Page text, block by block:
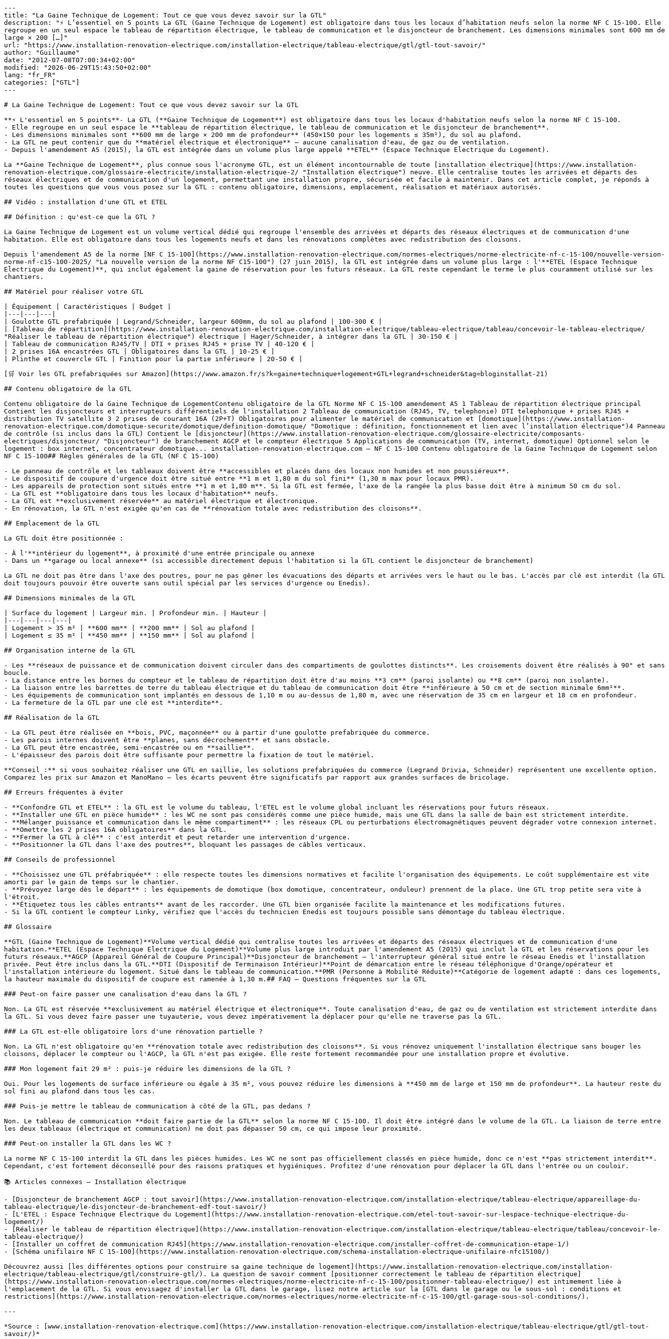
---
title: "La Gaine Technique de Logement: Tout ce que vous devez savoir sur la GTL"
description: "⚡ L’essentiel en 5 points La GTL (Gaine Technique de Logement) est obligatoire dans tous les locaux d’habitation neufs selon la norme NF C 15-100. Elle regroupe en un seul espace le tableau de répartition électrique, le tableau de communication et le disjoncteur de branchement. Les dimensions minimales sont 600 mm de large × 200 […]"
url: "https://www.installation-renovation-electrique.com/installation-electrique/tableau-electrique/gtl/gtl-tout-savoir/"
author: "Guillaume"
date: "2012-07-08T07:00:34+02:00"
modified: "2026-06-29T15:43:50+02:00"
lang: "fr_FR"
categories: ["GTL"]
---

# La Gaine Technique de Logement: Tout ce que vous devez savoir sur la GTL

**⚡ L'essentiel en 5 points**- La GTL (**Gaine Technique de Logement**) est obligatoire dans tous les locaux d'habitation neufs selon la norme NF C 15-100.
- Elle regroupe en un seul espace le **tableau de répartition électrique, le tableau de communication et le disjoncteur de branchement**.
- Les dimensions minimales sont **600 mm de large × 200 mm de profondeur** (450×150 pour les logements ≤ 35m²), du sol au plafond.
- La GTL ne peut contenir que du **matériel électrique et électronique** — aucune canalisation d'eau, de gaz ou de ventilation.
- Depuis l'amendement A5 (2015), la GTL est intégrée dans un volume plus large appelé **ETEL** (Espace Technique Electrique du Logement).

La **Gaine Technique de Logement**, plus connue sous l'acronyme GTL, est un élément incontournable de toute [installation électrique](https://www.installation-renovation-electrique.com/glossaire-electricite/installation-electrique-2/ "Installation électrique") neuve. Elle centralise toutes les arrivées et départs des réseaux électriques et de communication d'un logement, permettant une installation propre, sécurisée et facile à maintenir. Dans cet article complet, je réponds à toutes les questions que vous vous posez sur la GTL : contenu obligatoire, dimensions, emplacement, réalisation et matériaux autorisés.

## Vidéo : installation d'une GTL et ETEL

## Définition : qu'est-ce que la GTL ?

La Gaine Technique de Logement est un volume vertical dédié qui regroupe l'ensemble des arrivées et départs des réseaux électriques et de communication d'une habitation. Elle est obligatoire dans tous les logements neufs et dans les rénovations complètes avec redistribution des cloisons.

Depuis l'amendement A5 de la norme [NF C 15-100](https://www.installation-renovation-electrique.com/normes-electriques/norme-electricite-nf-c-15-100/nouvelle-version-norme-nf-c15-100-2025/ "La nouvelle version de la norme NF C15-100") (27 juin 2015), la GTL est intégrée dans un volume plus large : l'**ETEL (Espace Technique Electrique du Logement)**, qui inclut également la gaine de réservation pour les futurs réseaux. La GTL reste cependant le terme le plus couramment utilisé sur les chantiers.

## Matériel pour réaliser votre GTL

| Équipement | Caractéristiques | Budget |
|---|---|---|
| Goulotte GTL prefabriquée | Legrand/Schneider, largeur 600mm, du sol au plafond | 100-300 € |
| [Tableau de répartition](https://www.installation-renovation-electrique.com/installation-electrique/tableau-electrique/tableau/concevoir-le-tableau-electrique/ "Réaliser le tableau de répartition électrique") électrique | Hager/Schneider, à intégrer dans la GTL | 30-150 € |
| Tableau de communication RJ45/TV | DTI + prises RJ45 + prise TV | 40-120 € |
| 2 prises 16A encastrées GTL | Obligatoires dans la GTL | 10-25 € |
| Plinthe et couvercle GTL | Finition pour la partie inférieure | 20-50 € |

[🛒 Voir les GTL prefabriquées sur Amazon](https://www.amazon.fr/s?k=gaine+technique+logement+GTL+legrand+schneider&tag=bloginstallat-21)

## Contenu obligatoire de la GTL

Contenu obligatoire de la Gaine Technique de LogementContenu obligatoire de la GTL Norme NF C 15-100 amendement A5 1 Tableau de répartition électrique principal Contient les disjoncteurs et interrupteurs différentiels de l'installation 2 Tableau de communication (RJ45, TV, telephonie) DTI telephonique + prises RJ45 + distribution TV satellite 3 2 prises de courant 16A (2P+T) Obligatoires pour alimenter le matériel de communication et [domotique](https://www.installation-renovation-electrique.com/domotique-securite/domotique/definition-domotique/ "Domotique : définition, fonctionnement et lien avec l’installation électrique")4 Panneau de contrôle (si inclus dans la GTL) Contient le [disjoncteur](https://www.installation-renovation-electrique.com/glossaire-electricite/composants-electriques/disjoncteur/ "Disjoncteur") de branchement AGCP et le compteur électrique 5 Applications de communication (TV, internet, domotique) Optionnel selon le logement : box internet, concentrateur domotique... installation-renovation-electrique.com — NF C 15-100 Contenu obligatoire de la Gaine Technique de Logement selon NF C 15-100## Règles générales de la GTL (NF C 15-100)

- Le panneau de contrôle et les tableaux doivent être **accessibles et placés dans des locaux non humides et non poussiéreux**.
- Le dispositif de coupure d'urgence doit être situé entre **1 m et 1,80 m du sol fini** (1,30 m max pour locaux PMR).
- Les appareils de protection sont situés entre **1 m et 1,80 m**. Si la GTL est fermée, l'axe de la rangée la plus basse doit être à minimum 50 cm du sol.
- La GTL est **obligatoire dans tous les locaux d'habitation** neufs.
- La GTL est **exclusivement réservée** au matériel électrique et électronique.
- En rénovation, la GTL n'est exigée qu'en cas de **rénovation totale avec redistribution des cloisons**.

## Emplacement de la GTL

La GTL doit être positionnée :

- À l'**intérieur du logement**, à proximité d'une entrée principale ou annexe
- Dans un **garage ou local annexe** (si accessible directement depuis l'habitation si la GTL contient le disjoncteur de branchement)

La GTL ne doit pas être dans l'axe des poutres, pour ne pas gêner les évacuations des départs et arrivées vers le haut ou le bas. L'accès par clé est interdit (la GTL doit toujours pouvoir être ouverte sans outil spécial par les services d'urgence ou Enedis).

## Dimensions minimales de la GTL

| Surface du logement | Largeur min. | Profondeur min. | Hauteur |
|---|---|---|---|
| Logement > 35 m² | **600 mm** | **200 mm** | Sol au plafond |
| Logement ≤ 35 m² | **450 mm** | **150 mm** | Sol au plafond |

## Organisation interne de la GTL

- Les **réseaux de puissance et de communication doivent circuler dans des compartiments de goulottes distincts**. Les croisements doivent être réalisés à 90° et sans boucle.
- La distance entre les bornes du compteur et le tableau de répartition doit être d'au moins **3 cm** (paroi isolante) ou **8 cm** (paroi non isolante).
- La liaison entre les barrettes de terre du tableau électrique et du tableau de communication doit être **inférieure à 50 cm et de section minimale 6mm²**.
- Les équipements de communication sont implantés en dessous de 1,10 m ou au-dessus de 1,80 m, avec une réservation de 35 cm en largeur et 18 cm en profondeur.
- La fermeture de la GTL par une clé est **interdite**.

## Réalisation de la GTL

- La GTL peut être réalisée en **bois, PVC, maçonnée** ou à partir d'une goulotte prefabriquée du commerce.
- Les parois internes doivent être **planes, sans décrochement** et sans obstacle.
- La GTL peut être encastrée, semi-encastrée ou en **saillie**.
- L'épaisseur des parois doit être suffisante pour permettre la fixation de tout le matériel.

**Conseil :** si vous souhaitez réaliser une GTL en saillie, les solutions prefabriquées du commerce (Legrand Drivia, Schneider) représentent une excellente option. Comparez les prix sur Amazon et ManoMano — les écarts peuvent être significatifs par rapport aux grandes surfaces de bricolage.

## Erreurs fréquentes à éviter

- **Confondre GTL et ETEL** : la GTL est le volume du tableau, l'ETEL est le volume global incluant les réservations pour futurs réseaux.
- **Installer une GTL en pièce humide** : les WC ne sont pas considérés comme une pièce humide, mais une GTL dans la salle de bain est strictement interdite.
- **Mélanger puissance et communication dans le même compartiment** : les réseaux CPL ou perturbations électromagnétiques peuvent dégrader votre connexion internet.
- **Omettre les 2 prises 16A obligatoires** dans la GTL.
- **Fermer la GTL à clé** : c'est interdit et peut retarder une intervention d'urgence.
- **Positionner la GTL dans l'axe des poutres**, bloquant les passages de câbles verticaux.

## Conseils de professionnel

- **Choisissez une GTL préfabriquée** : elle respecte toutes les dimensions normatives et facilite l'organisation des équipements. Le coût supplémentaire est vite amorti par le gain de temps sur le chantier.
- **Prévoyez large dès le départ** : les équipements de domotique (box domotique, concentrateur, onduleur) prennent de la place. Une GTL trop petite sera vite à l'étroit.
- **Étiquetez tous les câbles entrants** avant de les raccorder. Une GTL bien organisée facilite la maintenance et les modifications futures.
- Si la GTL contient le compteur Linky, vérifiez que l'accès du technicien Enedis est toujours possible sans démontage du tableau électrique.

## Glossaire

**GTL (Gaine Technique de Logement)**Volume vertical dédié qui centralise toutes les arrivées et départs des réseaux électriques et de communication d'une habitation.**ETEL (Espace Technique Electrique du Logement)**Volume plus large introduit par l'amendement A5 (2015) qui inclut la GTL et les réservations pour les futurs réseaux.**AGCP (Appareil Général de Coupure Principal)**Disjoncteur de branchement — l'interrupteur général situé entre le réseau Enedis et l'installation privée. Peut être inclus dans la GTL.**DTI (Dispositif de Terminaison Intérieur)**Point de démarcation entre le réseau téléphonique d'Orange/opérateur et l'installation intérieure du logement. Situé dans le tableau de communication.**PMR (Perso